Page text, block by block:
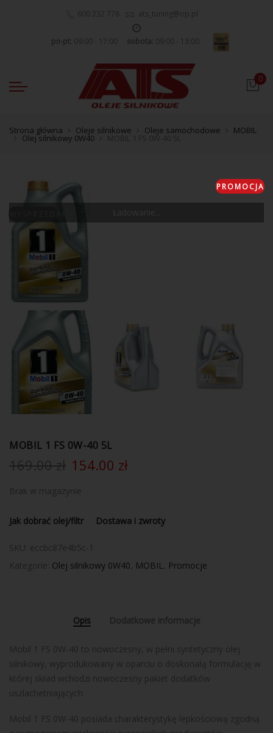
600 232 778 ats_tuning@op.pl
pn-pt: 09:00 - 17:00 sobota: 09:00 - 13:00
0
Strona główna Oleje silnikowe Oleje samochodowe MOBIL
Olej silnikowy 0W40 MOBIL 1 FS 0W-40 5L
PROMOCJA
MOBIL 1 FS 0W-40 5L
169.00zł 154.00 zł
Brak w magazynie
Jak dobrać olej/filtr Dostawa i zwroty
SKU: eccbc87e4b5c-1
Kategorie: Olej silnikowy 0W40 MOBIL Promocje
Opis Dodatkowe informacje
Mobil 1 FS 0W-40 to nowoczesny, w pełni syntetyczny olej
silnikowy, wyprodukowany w oparciu o doskonałą formulację w
której skład wchodzi nowoczesny pakiet dodatków
uszlachetniających.
Mobil 1 FS 0W-40 posiada charakterystykę lepkościową zgodną